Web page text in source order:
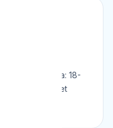
(N° Cerga: 18-
belges et